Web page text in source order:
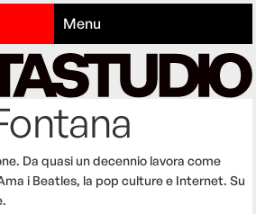
Menu
Da quasi un decennio lavora come
i Beatles, la pop culture e Internet. Su